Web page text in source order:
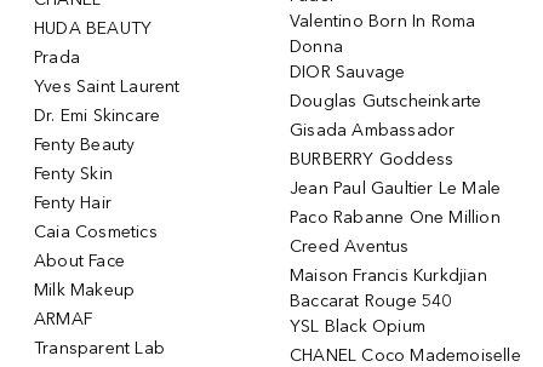
HUDA BEAUTY
Prada
Yves Saint Laurent
Dr. Emi Skincare
Fenty Beauty
Fenty Skin
Fenty Hair
Caia Cosmetics
About Face
Milk Makeup
ARMAF
Transparent Lab
Valentino Born In Roma
Donna
DIOR Sauvage
Douglas Gutscheinkarte
Gisada Ambassador
BURBERRY Goddess
Jean Paul Gaultier Le Male
Paco Rabanne One Million
Creed Aventus
Maison Francis Kurkdjian
Baccarat Rouge 540
YSL Black Opium
CHANEL Coco Mademoiselle